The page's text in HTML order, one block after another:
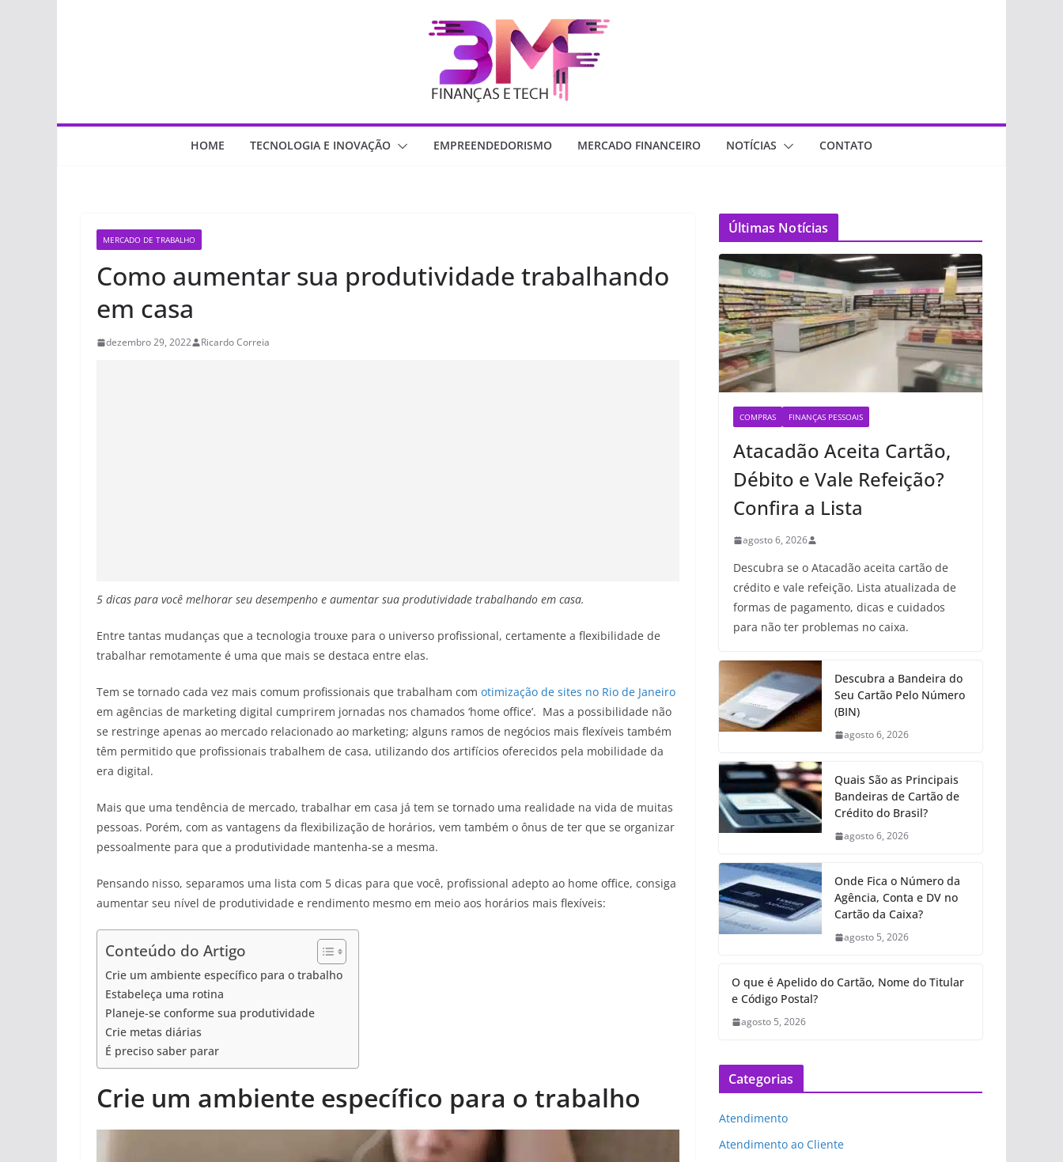
HOME TECNOLOGIA E INOVAÇÃO EMPREENDEDORISMO MERCADO FINANCEIRO NOTÍCIAS CONTATO
MERCADO DE TRABALHO
Como aumentar sua produtividade trabalhando
em casa
dezembro 29, 2022 Ricardo Correia
5 dicas para você melhorar seu desempenho e aumentar sua produtividade trabalhando em casa.
Entre tantas mudanças que a tecnologia trouxe para o universo profissional, certamente a flexibilidade de
trabalhar remotamente é uma que mais se destaca entre elas.
Tem se tornado cada vez mais comum profissionais que trabalham com otimização de sites no Rio de Janeiro
em agências de marketing digital cumprirem jornadas nos chamados ‘home office’. Mas a possibilidade não
se restringe apenas ao mercado relacionado ao marketing; alguns ramos de negócios mais flexíveis também
têm permitido que profissionais trabalhem de casa, utilizando dos artifícios oferecidos pela mobilidade da
era digital.
Mais que uma tendência de mercado, trabalhar em casa já tem se tornado uma realidade na vida de muitas
pessoas. Porém, com as vantagens da flexibilização de horários, vem também o ônus de ter que se organizar
pessoalmente para que a produtividade mantenha-se a mesma.
Pensando nisso, separamos uma lista com 5 dicas para que você, profissional adepto ao home office, consiga
aumentar seu nível de produtividade e rendimento mesmo em meio aos horários mais flexíveis:
Conteúdo do Artigo
Crie um ambiente específico para o trabalho
Estabeleça uma rotina
Planeje-se conforme sua produtividade
Crie metas diárias
É preciso saber parar
Crie um ambiente específico para o trabalho
Últimas Notícias
COMPRAS FINANÇAS PESSOAIS
Atacadão Aceita Cartão,
Débito e Vale Refeição?
Confira a Lista
agosto 6, 2026
Descubra se o Atacadão aceita cartão de
crédito e vale refeição. Lista atualizada de
formas de pagamento, dicas e cuidados
para não ter problemas no caixa.
Descubra a Bandeira do
Seu Cartão Pelo Número
(BIN)
agosto 6, 2026
Quais São as Principais
Bandeiras de Cartão de
Crédito do Brasil?
agosto 6, 2026
Onde Fica o Número da
Agência, Conta e DV no
Cartão da Caixa?
agosto 5, 2026
O que é Apelido do Cartão, Nome do Titular
e Código Postal?
agosto 5, 2026
Categorias
Atendimento
Atendimento ao Cliente